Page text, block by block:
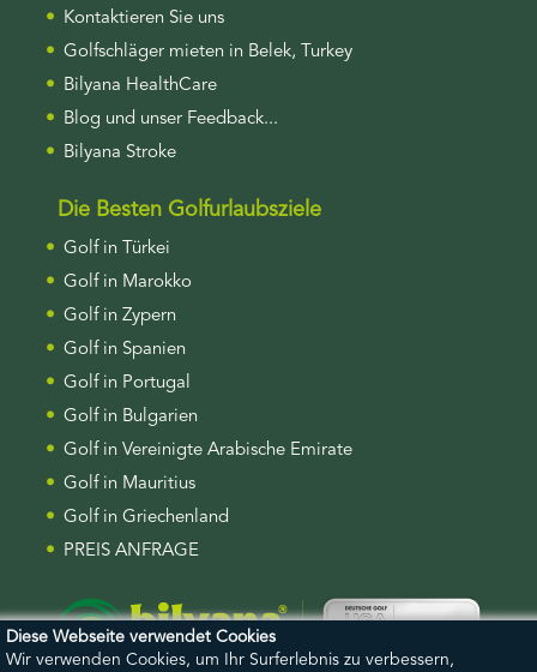
Diese Webseite verwendet Cookies
Wir verwenden Cookies, um Ihr Surferlebnis zu verbessern,
Kontaktieren Sie uns
Golfschläger mieten in Belek, Turkey
Bilyana HealthCare
Blog und unser Feedback...
Bilyana Stroke
Die Besten Golfurlaubsziele
Golf in Türkei
Golf in Marokko
Golf in Zypern
Golf in Spanien
Golf in Portugal
Golf in Bulgarien
Golf in Vereinigte Arabische Emirate
Golf in Mauritius
Golf in Griechenland
PREIS ANFRAGE